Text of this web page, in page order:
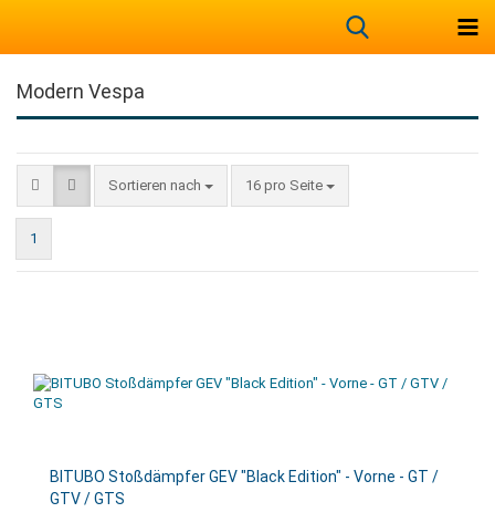
Modern Vespa
Sortieren nach 16 pro Seite
1
BITUBO Stoßdämpfer GEV "Black Edition" - Vorne - GT /
GTV / GTS